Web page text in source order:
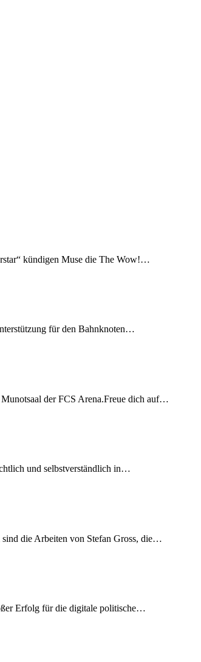
kündigen Muse die The Wow!…
für den Bahnknoten…
der FCS Arena.Freue dich auf…
und selbstverständlich in…
die Arbeiten von Stefan Gross, die…
Erfolg für die digitale politische…